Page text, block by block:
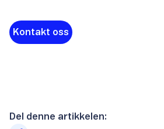
Kontakt oss
Del denne artikkelen: